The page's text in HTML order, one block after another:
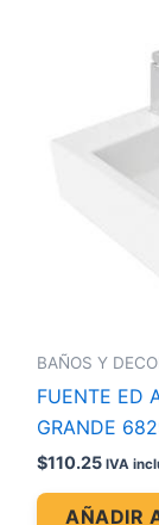
BAÑOS Y
FUENTE ED
GRANDE
$110.25 IVA
AÑADIR